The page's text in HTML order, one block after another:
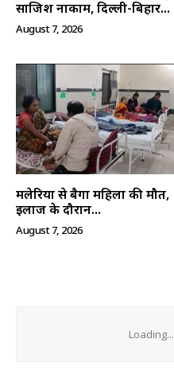
क्विक लिंक्स
मुख्य पेज
हमारे बारे में
संपर्क करें
साजिश नाकाम, दिल्ली-बिहार...
August 7, 2026
मलेरिया से बैगा महिला की मौत,
इलाज के दौरान...
August 7, 2026
Loading...